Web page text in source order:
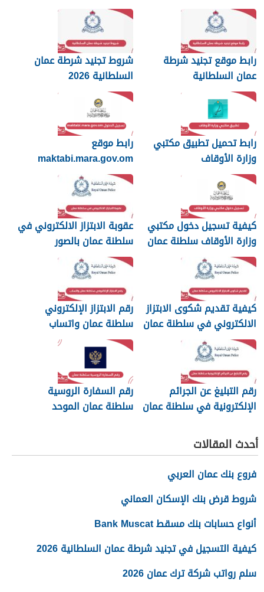
رابط موقع تجنيد شرطة
عمان السلطانية
شروط تجنيد شرطة عمان
السلطانية 2026
رابط تحميل تطبيق مكتبي
وزارة الأوقاف
رابط موقع
maktabi.mara.gov.om
تسجيل الدخول
كيفية تسجيل دخول مكتبي
وزارة الأوقاف سلطنة عمان
عقوبة الابتزاز الالكتروني في
سلطنة عمان بالصور
والرسائل
كيفية تقديم شكوى الابتزاز
الالكتروني في سلطنة عمان
رقم الابتزاز الإلكتروني
سلطنة عمان واتساب
رقم التبليغ عن الجرائم
الإلكترونية في سلطنة عمان
رقم السفارة الروسية
سلطنة عمان الموحد
أحدث المقالات
فروع بنك عمان العربي
شروط قرض بنك الإسكان العماني
أنواع حسابات بنك مسقط Bank Muscat
كيفية التسجيل في تجنيد شرطة عمان السلطانية 2026
سلم رواتب شركة ترك عمان 2026